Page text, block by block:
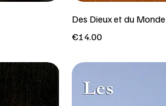
Des Dieux et du Monde
Price
€14.00